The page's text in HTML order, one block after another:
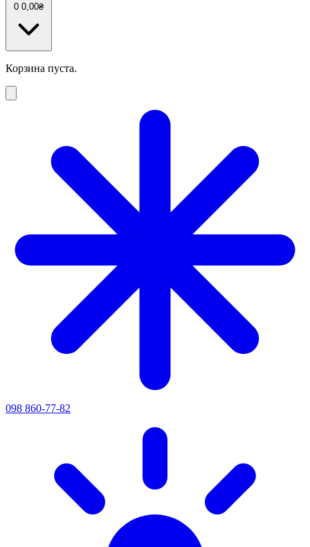
0 0 ,00₴
Корзина пуста.
098 860-77-82